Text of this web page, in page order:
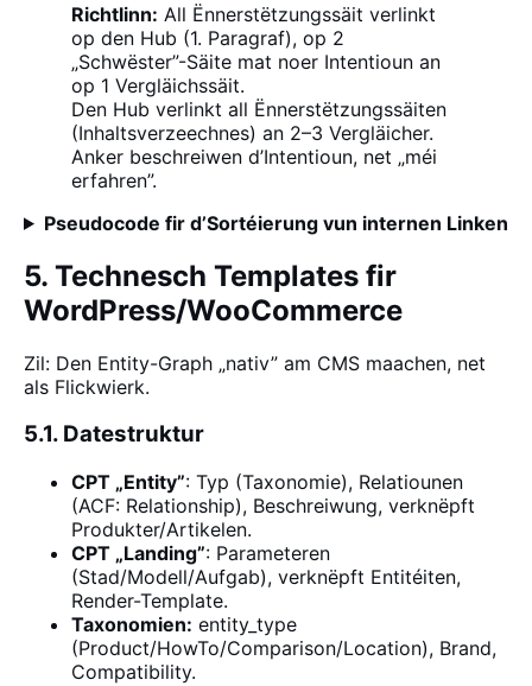
Richtlinn: All Ënnerstëtzungssäit verlinkt
op den Hub (1. Paragraf), op 2
„Schwëster”-Säite mat noer Intentioun an
op 1 Vergläichssäit.
Den Hub verlinkt all Ënnerstëtzungssäiten
(Inhaltsverzeechnes) an 2–3 Vergläicher.
Anker beschreiwen d’Intentioun, net „méi
erfahren”.
Pseudocode fir d’Sortéierung vun internen Linken
5. Technesch Templates fir
WordPress/WooCommerce
Zil: Den Entity-Graph „nativ” am CMS maachen, net
als Flickwierk.
5.1. Datestruktur
CPT „Entity”: Typ (Taxonomie), Relatiounen
(ACF: Relationship), Beschreiwung, verknëpft
Produkter/Artikelen.
CPT „Landing”: Parameteren
(Stad/Modell/Aufgab), verknëpft Entitéiten,
Render-Template.
Taxonomien: entity_type
(Product/HowTo/Comparison/Location), Brand,
Compatibility.